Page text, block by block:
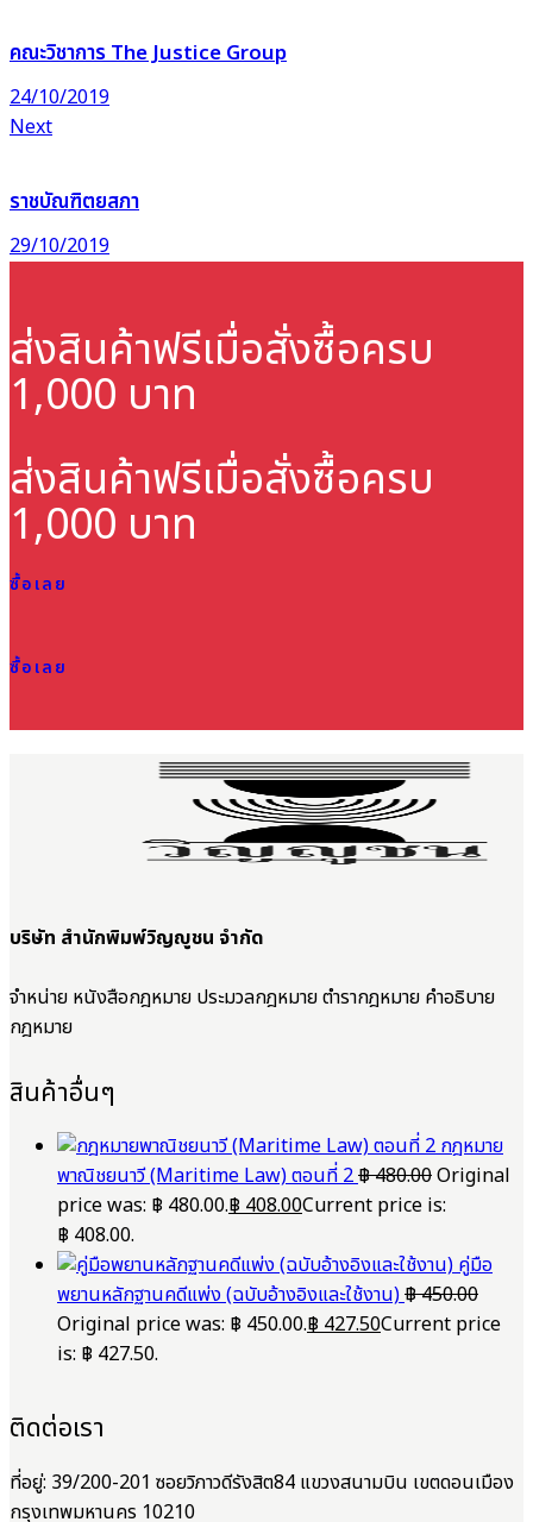
คณะวิชาการ The Justice Group
24/10/2019
Next
ราชบัณฑิตยสภา
29/10/2019
ส่งสินค้าฟรีเมื่อสั่งซื้อครบ
1,000 บาท
ส่งสินค้าฟรีเมื่อสั่งซื้อครบ
1,000 บาท
ซื้อเลย
ซื้อเลย
บริษัท สำนักพิมพ์วิญญูชน จำกัด
จำหน่าย หนังสือกฎหมาย ประมวลกฎหมาย ตำรากฎหมาย คำอธิบาย
กฎหมาย
สินค้าอื่นๆ
กฎหมาย
พาณิชยนาวี (Maritime Law) ตอนที่ 2฿480.00Original
price was: ฿ 480.00.฿408.00Current price is:
฿ 408.00.
คู่มือ
พยานหลักฐานคดีแพ่ง (ฉบับอ้างอิงและใช้งาน)฿450.00
Original price was: ฿ 450.00.฿427.50Current price
is: ฿ 427.50.
ติดต่อเรา
ที่อยู่: 39/200-201 ซอยวิภาวดีรังสิต84 แขวงสนามบิน เขตดอนเมือง
กรุงเทพมหานคร 10210